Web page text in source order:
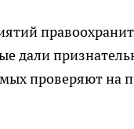
дали
проверяют на